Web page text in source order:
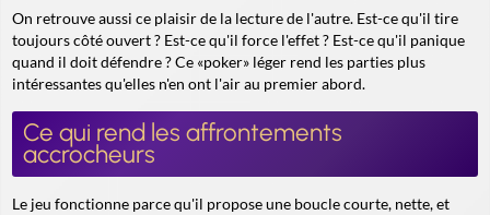
On retrouve aussi ce plaisir de la lecture de l'autre. Est-ce qu'il tire
toujours côté ouvert ? Est-ce qu'il force l'effet ? Est-ce qu'il panique
quand il doit défendre ? Ce «poker» léger rend les parties plus
intéressantes qu'elles n'en ont l'air au premier abord.
Ce qui rend les affrontements
accrocheurs
Le jeu fonctionne parce qu'il propose une boucle courte, nette, et